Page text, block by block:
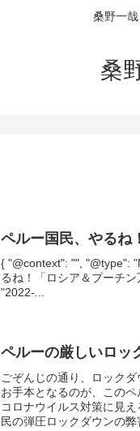
桑野一哉
桑
ペルー国民、やるね
{ "@context": "", "@type":
るね！「ロシア＆プーチ
"2022-...
ペルーの厳しいロッ
ごぞんじの通り、ロック
お手本となるのが、このペ
コロナウイルス対策に見
民の弾圧ロックダウンの弊